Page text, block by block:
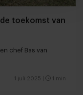
toekomst van
chef Bas van
1 juli 2025 1 min